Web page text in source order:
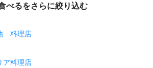
るをさらに絞り込む
料理店
ア料理店